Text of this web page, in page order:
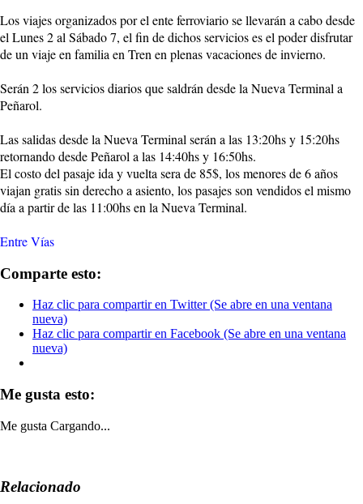
Los viajes organizados por el ente ferroviario se llevarán a cabo desde
el Lunes 2 al Sábado 7, el fin de dichos servicios es el poder disfrutar
de un viaje en familia en Tren en plenas vacaciones de invierno.
Serán 2 los servicios diarios que saldrán desde la Nueva Terminal a
Peñarol.
Las salidas desde la Nueva Terminal serán a las 13:20hs y 15:20hs
retornando desde Peñarol a las 14:40hs y 16:50hs.
El costo del pasaje ida y vuelta sera de 85$, los menores de 6 años
viajan gratis sin derecho a asiento, los pasajes son vendidos el mismo
día a partir de las 11:00hs en la Nueva Terminal.
Entre Vías
Comparte esto:
Haz clic para compartir en Twitter (Se abre en una ventana
nueva)
Haz clic para compartir en Facebook (Se abre en una ventana
nueva)
Me gusta esto:
Me gusta Cargando...
Relacionado